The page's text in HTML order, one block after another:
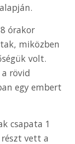
órakor
miközben
volt.
a rövid
egy embert
csapata 1
vett a